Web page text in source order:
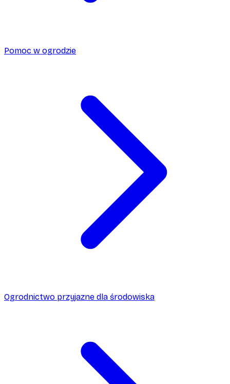
Pomoc w ogrodzie
Ogrodnictwo przyjazne dla środowiska